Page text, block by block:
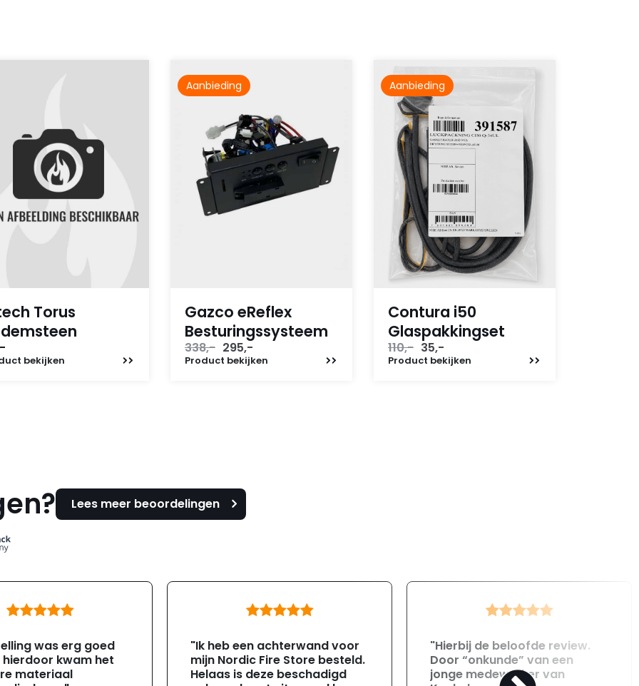
Torus
bekijken
Aanbieding
Gazco eReflex
Besturingssysteem
338,- Oorspronkelijke
prijs
295,-
prijs
Product bekijken
Aanbieding
Contura i50
Glaspakkingset
110,- Oorspronkelijke
prijs
35,-
prijs
Product bekijken
Lees meer beoordelingen
was erg goed
kwam het
materiaal
"Ik heb een achterwand voor
mijn Nordic Fire Store besteld.
Helaas is deze beschadigd
"Hierbij de beloofde review.
Door “onkunde” van een
jonge medewerker van